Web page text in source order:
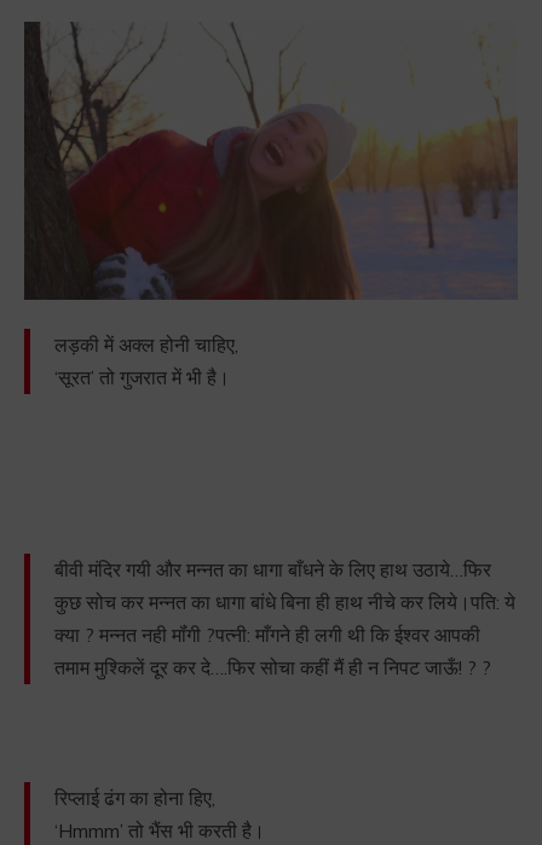
लड़की में अक्ल होनी चाहिए,
‘सूरत’ तो गुजरात में भी है।
बीवी मंदिर गयी और मन्नत का धागा बाँधने के लिए हाथ उठाये…फिर
कुछ सोच कर मन्नत का धागा बांधे बिना ही हाथ नीचे कर लिये।पति: ये
क्या ? मन्नत नही मॉंगी ?पत्नी: माँगने ही लगी थी कि ईश्वर आपकी
तमाम मुश्किलें दूर कर दे….फिर सोचा कहीं मैं ही न निपट जाऊँ! ? ?
रिप्लाई ढंग का होना हिए,
‘Hmmm’ तो भैंस भी करती है।